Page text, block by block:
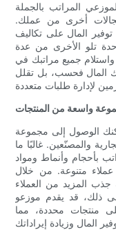
المراتب بالجملة
أخرى من عملك.
المال على تكاليف
تلو الأخرى من عدة
جميع مراتبك في
المال فحسب، بل تقلل
واسعة من المنتجات
الوصول إلى مجموعة
والمصنّعين. غالبًا ما
بأحجام وأنماط ومواد
عملاء متنوعة. من خلال
المزيد من العملاء
ذلك، قد يقدم موزعو
منتجات محددة، مما